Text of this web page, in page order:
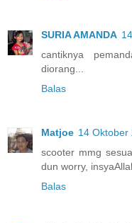
SURIA AMANDA
cantiknya
diorang...
Balas
Matjoe 14 Oktober
scooter mmg
dun worry,
Balas